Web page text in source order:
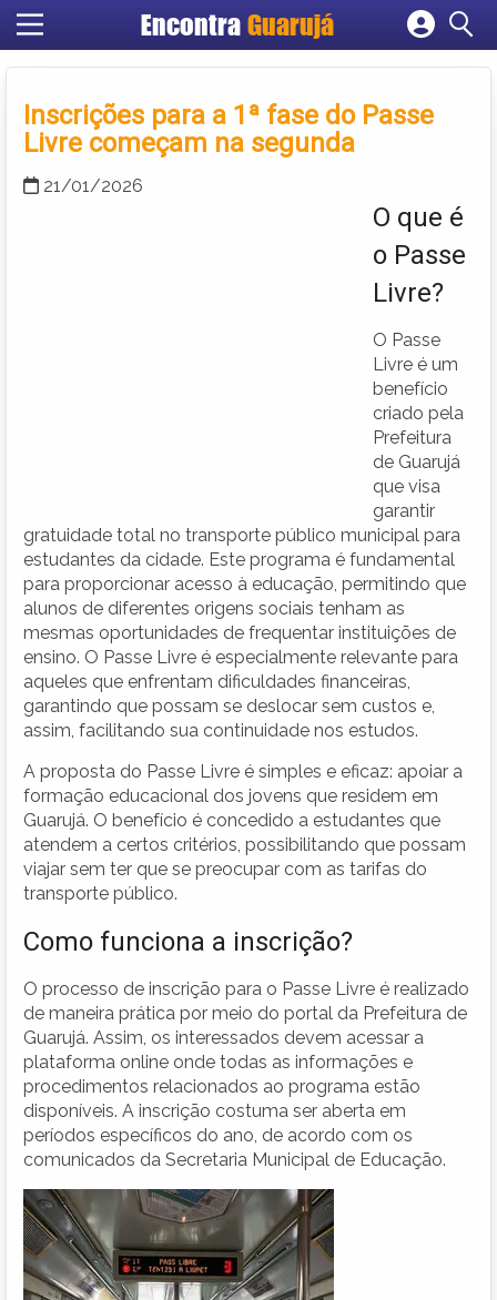
Encontra Guarujá
Cadastrar empresa
Criar conta
Inscrições para a 1ª fase do Passe
Livre começam na segunda
21/01/2026
O que é
o Passe
Livre?
O Passe
Livre é um
benefício
criado pela
Prefeitura
de Guarujá
que visa
garantir
gratuidade total no transporte público municipal para
estudantes da cidade. Este programa é fundamental
para proporcionar acesso à educação, permitindo que
alunos de diferentes origens sociais tenham as
mesmas oportunidades de frequentar instituições de
ensino. O Passe Livre é especialmente relevante para
aqueles que enfrentam dificuldades financeiras,
garantindo que possam se deslocar sem custos e,
assim, facilitando sua continuidade nos estudos.
A proposta do Passe Livre é simples e eficaz: apoiar a
formação educacional dos jovens que residem em
Guarujá. O benefício é concedido a estudantes que
atendem a certos critérios, possibilitando que possam
viajar sem ter que se preocupar com as tarifas do
transporte público.
Como funciona a inscrição?
O processo de inscrição para o Passe Livre é realizado
de maneira prática por meio do portal da Prefeitura de
Guarujá. Assim, os interessados devem acessar a
plataforma online onde todas as informações e
procedimentos relacionados ao programa estão
disponíveis. A inscrição costuma ser aberta em
períodos específicos do ano, de acordo com os
comunicados da Secretaria Municipal de Educação.